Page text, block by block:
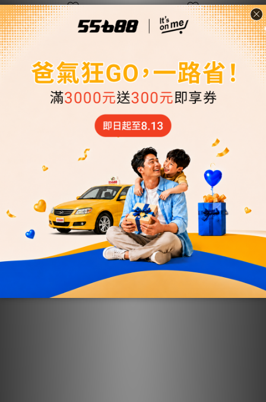
【訂閱6期】80元夜間
X14張+24HX12張優
惠搭車金★贈預約派
車1次
NT$1,860
NT$2,229
【訂閱6期】80元日間
X16張+24HX12張優
惠搭車金★贈預約派
車1次
NT$2,120
NT$2,529